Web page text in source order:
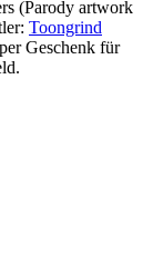
(Parody artwork
Toongrind
Geschenk für